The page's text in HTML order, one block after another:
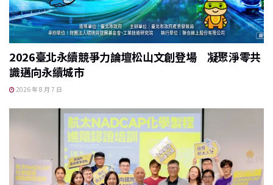
2026臺北永續競爭力論壇松山文創登場 凝聚淨零共
識邁向永續城市
2026 年 8 月 7 日